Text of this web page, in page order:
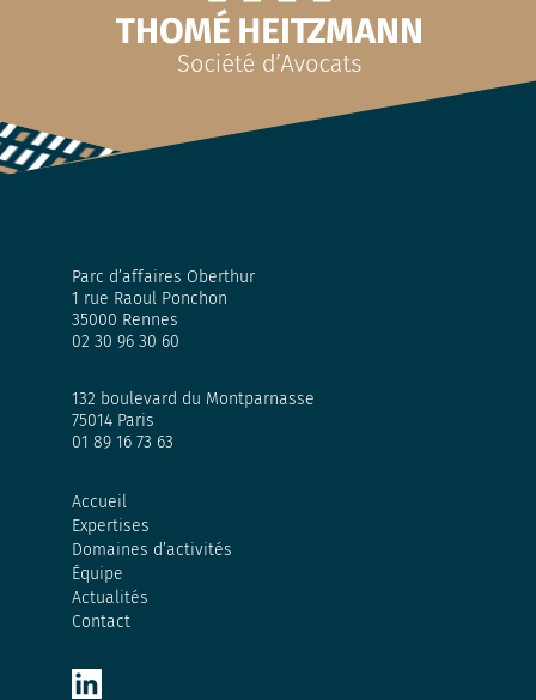
Parc d’affaires Oberthur
1 rue Raoul Ponchon
35000 Rennes
02 30 96 30 60
132 boulevard du Montparnasse
75014 Paris
01 89 16 73 63
Accueil
Expertises
Domaines d’activités
Équipe
Actualités
Contact